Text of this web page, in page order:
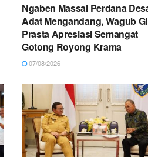
Ngaben Massal Perdana
Adat Mengandang, Wagub
Prasta Apresiasi Semangat
Gotong Royong Krama
07/08/2026